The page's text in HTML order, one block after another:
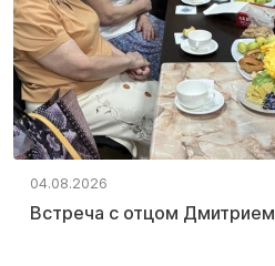
04.08.2026
Встреча с отцом Дмитрием